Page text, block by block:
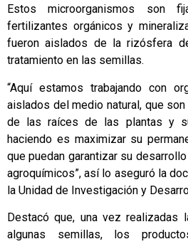
Estos microorganismos son
fertilizantes orgánicos y
fueron aislados de la rizósfera
tratamiento en las semillas.
“Aquí estamos trabajando con
aislados del medio natural, que
de las raíces de las plantas y
haciendo es maximizar su
que puedan garantizar su
agroquímicos”, así lo aseguró la
la Unidad de Investigación y
Destacó que, una vez realizadas
algunas semillas, los